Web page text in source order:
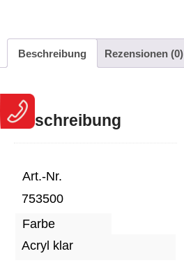
Beschreibung Rezensionen (0)
Beschreibung
Art.-Nr.
753500
Farbe
Acryl klar